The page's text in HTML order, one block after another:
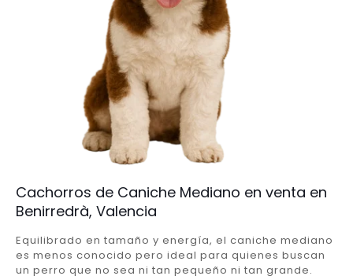
Cachorros de Caniche Mediano en venta en
Benirredrà, Valencia
Equilibrado en tamaño y energía, el caniche mediano
es menos conocido pero ideal para quienes buscan
un perro que no sea ni tan pequeño ni tan grande.